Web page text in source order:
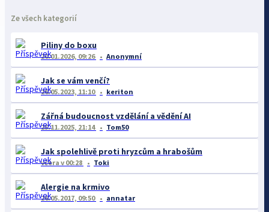
Ze všech kategorií
Piliny do boxu
20.01.2026, 09:26 Anonymní
Jak se vám venčí?
26.05.2023, 11:10 keriton
Zářná budoucnost vzdělání a vědění AI
25.11.2025, 21:14 Tom50
Jak spolehlivě proti hryzcům a hrabošům
včera v 00:28 Toki
Alergie na krmivo
26.05.2017, 09:50 annatar